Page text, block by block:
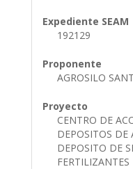
Expediente SEAM
192129
Proponente
AGROSILO
Proyecto
CENTRO DE
DEPOSITOS DE
DEPOSITO DE
FERTILIZANTES